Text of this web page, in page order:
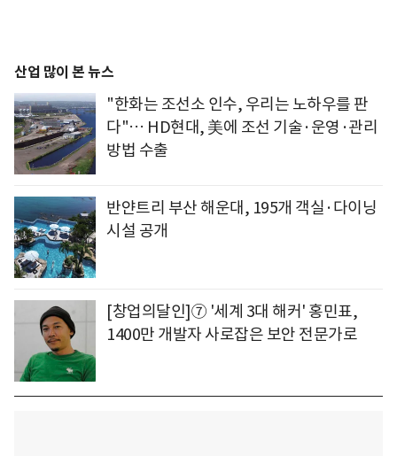
산업 많이 본 뉴스
"한화는 조선소 인수, 우리는 노하우를 판
다"… HD현대, 美에 조선 기술·운영·관리
방법 수출
반얀트리 부산 해운대, 195개 객실·다이닝
시설 공개
[창업의달인]⑦ '세계 3대 해커' 홍민표,
1400만 개발자 사로잡은 보안 전문가로